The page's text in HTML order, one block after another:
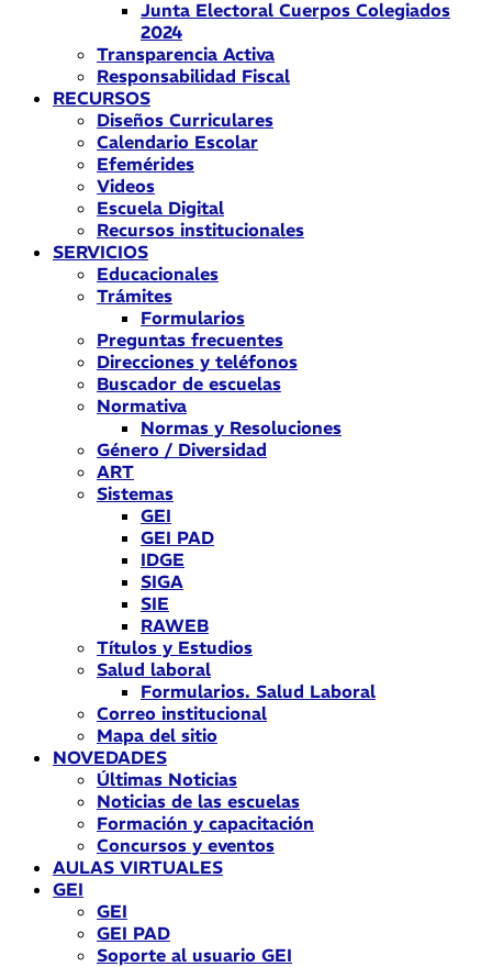
Junta Electoral Cuerpos Colegiados
2024
Transparencia Activa
Responsabilidad Fiscal
RECURSOS
Diseños Curriculares
Calendario Escolar
Efemérides
Videos
Escuela Digital
Recursos institucionales
SERVICIOS
Educacionales
Trámites
Formularios
Preguntas frecuentes
Direcciones y teléfonos
Buscador de escuelas
Normativa
Normas y Resoluciones
Género / Diversidad
ART
Sistemas
GEI
GEI PAD
IDGE
SIGA
SIE
RAWEB
Títulos y Estudios
Salud laboral
Formularios. Salud Laboral
Correo institucional
Mapa del sitio
NOVEDADES
Últimas Noticias
Noticias de las escuelas
Formación y capacitación
Concursos y eventos
AULAS VIRTUALES
GEI
GEI
GEI PAD
Soporte al usuario GEI